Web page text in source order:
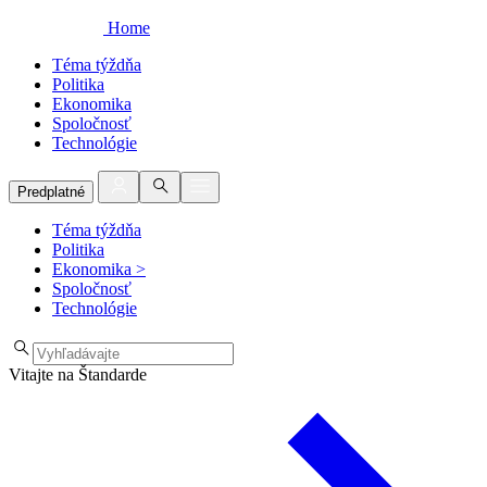
Home
Téma týždňa
Politika
Ekonomika
Spoločnosť
Technológie
Predplatné
Téma týždňa
Politika
Ekonomika >
Spoločnosť
Technológie
Vitajte na Štandarde